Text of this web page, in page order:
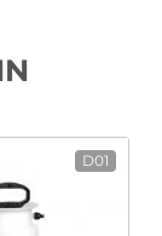
D01